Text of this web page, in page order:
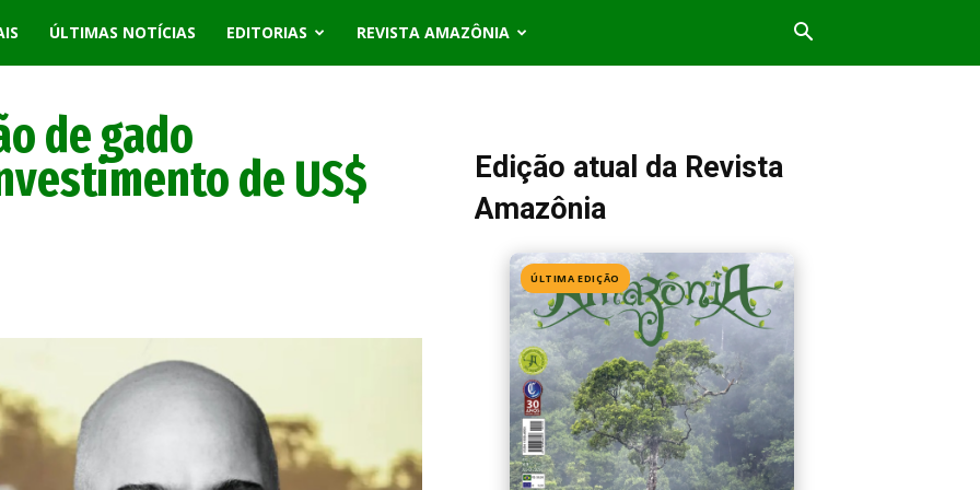
ÚLTIMAS NOTÍCIAS EDITORIAS REVISTA AMAZÔNIA
de gado
de US$
Edição atual da Revista
Amazônia
ÚLTIMA EDIÇÃO